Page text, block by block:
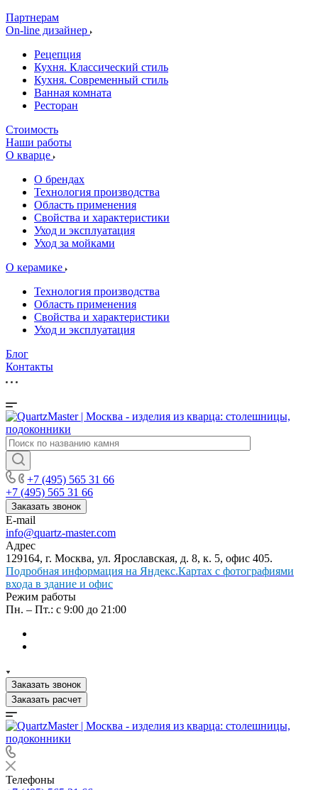
Партнерам
On-line дизайнер
Рецепция
Кухня. Классический стиль
Кухня. Современный стиль
Ванная комната
Ресторан
Стоимость
Наши работы
О кварце
О брендах
Технология производства
Область применения
Свойства и характеристики
Уход и эксплуатация
Уход за мойками
О керамике
Технология производства
Область применения
Свойства и характеристики
Уход и эксплуатация
Блог
Контакты
+7 (495) 565 31 66
+7 (495) 565 31 66
Заказать звонок
E-mail
info@quartz-master.com
Адрес
129164, г. Москва, ул. Ярославская, д. 8, к. 5, офис 405.
Подробная информация на Яндекс.Картах с фотографиями
входа в здание и офис
Режим работы
Пн. – Пт.: с 9:00 до 21:00
Заказать звонок
Заказать расчет
Телефоны